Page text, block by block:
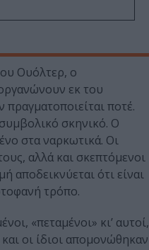
Ουόλτερ, ο
εκ του
ποτέ.
σκηνικό. Ο
στα ναρκωτικά. Οι
αλλά και σκεπτόμενοι
αποδεικνύεται ότι είναι
τρόπο.
«πεταμένοι» κι’ αυτοί,
οι ίδιοι απομονώθηκαν